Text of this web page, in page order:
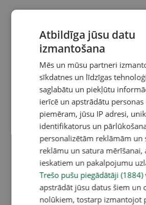
Atbildīga jūsu datu
izmantošana
Mēs un mūsu partneri
sīkdatnes un līdzīgas
saglabātu un piekļūtu
ierīcē un apstrādātu personas
piemēram, jūsu IP adresi,
identifikatorus un
personalizētām reklāmām un
reklāmu un satura mērīšanai,
ieskatiem un pakalpojumu
Trešo pušu piegādātāji (1884)
apstrādāt jūsu datus šiem un
nolūkiem, tostarp izmantojot